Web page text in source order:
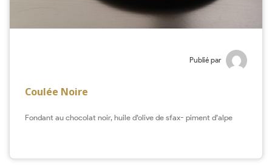
Publié par
Coulée Noire
Fondant au chocolat noir, huile d’olive de sfax- piment d’alpe